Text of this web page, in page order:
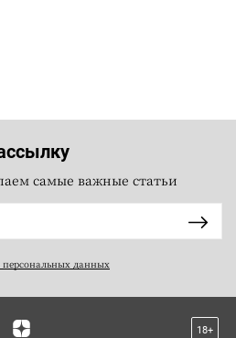
самые важные статьи
персональных данных
18+